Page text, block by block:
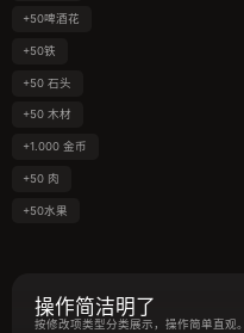
+50啤酒花
+50铁
+50 石头
+50 木材
+1.000 金币
+50 肉
+50水果
操作简洁明了
按修改项类型分类展示，操作简单直观。